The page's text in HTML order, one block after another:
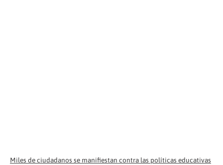
Miles de ciudadanos se manifiestan contra las políticas educativas